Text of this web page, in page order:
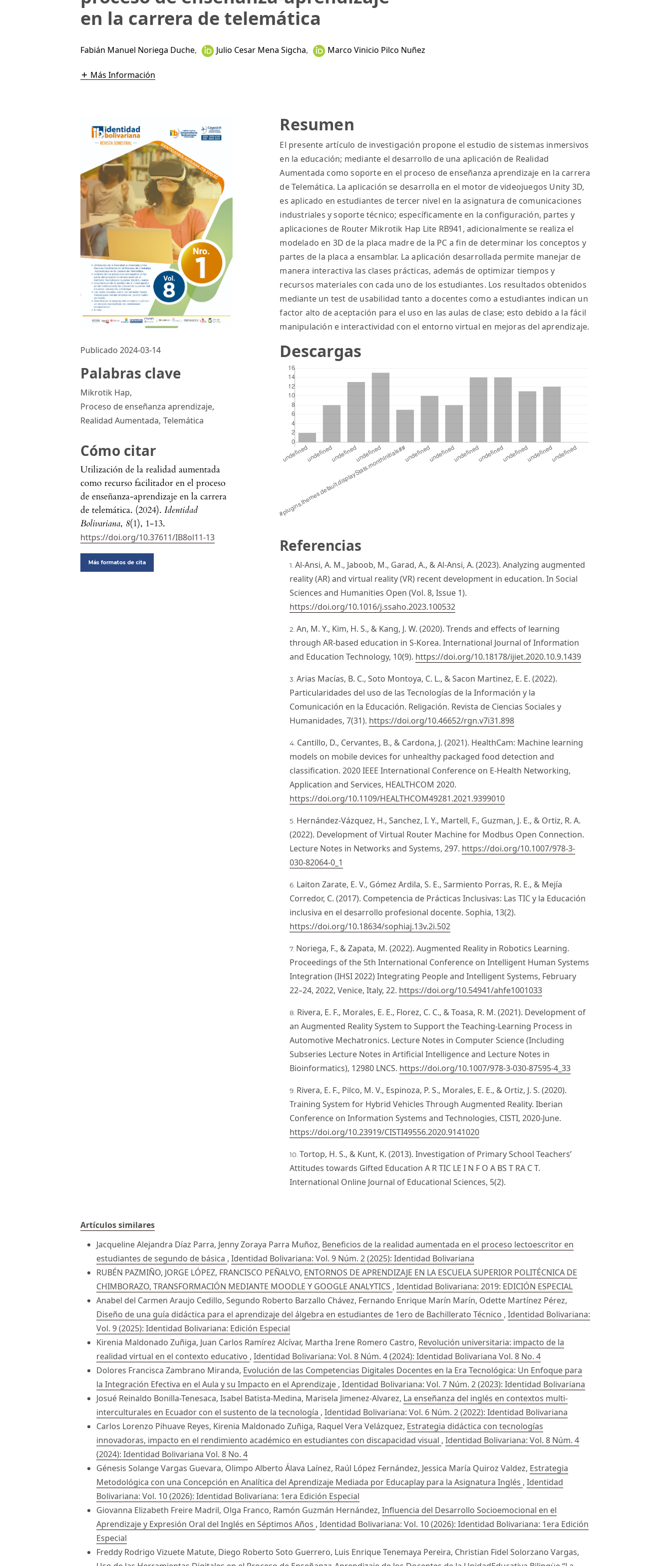
en la carrera de telemática
Fabián Manuel Noriega Duche, Julio Cesar Mena Sigcha, Marco Vinicio Pilco Nuñez
Más Información
Publicado 2024-03-14
Palabras clave
Mikrotik Hap,
Proceso de enseñanza aprendizaje,
Realidad Aumentada, Telemática
Cómo citar
Utilización de la realidad aumentada
como recurso facilitador en el proceso
de enseñanza-aprendizaje en la carrera
de telemática. (2024).Identidad
Bolivariana, 8(1), 1-13.
https://doi.org/10.37611/IB8ol11-13
Más formatos de cita
Resumen
El presente artículo de investigación propone el estudio de sistemas inmersivos
en la educación; mediante el desarrollo de una aplicación de Realidad
Aumentada como soporte en el proceso de enseñanza aprendizaje en la carrera
de Telemática. La aplicación se desarrolla en el motor de videojuegos Unity 3D,
es aplicado en estudiantes de tercer nivel en la asignatura de comunicaciones
industriales y soporte técnico; específicamente en la configuración, partes y
aplicaciones de Router Mikrotik Hap Lite RB941, adicionalmente se realiza el
modelado en 3D de la placa madre de la PC a fin de determinar los conceptos y
partes de la placa a ensamblar. La aplicación desarrollada permite manejar de
manera interactiva las clases prácticas, además de optimizar tiempos y
recursos materiales con cada uno de los estudiantes. Los resultados obtenidos
mediante un test de usabilidad tanto a docentes como a estudiantes indican un
factor alto de aceptación para el uso en las aulas de clase; esto debido a la fácil
manipulación e interactividad con el entorno virtual en mejoras del aprendizaje.
Descargas
Referencias
Al-Ansi, A. M., Jaboob, M., Garad, A., & Al-Ansi, A. (2023). Analyzing augmented
reality (AR) and virtual reality (VR) recent development in education. In Social
Sciences and Humanities Open (Vol. 8, Issue 1).
https://doi.org/10.1016/j.ssaho.2023.100532
An, M. Y., Kim, H. S., & Kang, J. W. (2020). Trends and effects of learning
through AR-based education in S-Korea. International Journal of Information
and Education Technology, 10(9). https://doi.org/10.18178/ijiet.2020.10.9.1439
Arias Macías, B. C., Soto Montoya, C. L., & Sacon Martinez, E. E. (2022).
Particularidades del uso de las Tecnologías de la Información y la
Comunicación en la Educación. Religación. Revista de Ciencias Sociales y
Humanidades, 7(31). https://doi.org/10.46652/rgn.v7i31.898
Cantillo, D., Cervantes, B., & Cardona, J. (2021). HealthCam: Machine learning
models on mobile devices for unhealthy packaged food detection and
classification. 2020 IEEE International Conference on E-Health Networking,
Application and Services, HEALTHCOM 2020.
https://doi.org/10.1109/HEALTHCOM49281.2021.9399010
Hernández-Vázquez, H., Sanchez, I. Y., Martell, F., Guzman, J. E., & Ortiz, R. A.
(2022). Development of Virtual Router Machine for Modbus Open Connection.
Lecture Notes in Networks and Systems, 297. https://doi.org/10.1007/978-3-
030-82064-0_1
Laiton Zarate, E. V., Gómez Ardila, S. E., Sarmiento Porras, R. E., & Mejía
Corredor, C. (2017). Competencia de Prácticas Inclusivas: Las TIC y la Educación
inclusiva en el desarrollo profesional docente. Sophia, 13(2).
https://doi.org/10.18634/sophiaj.13v.2i.502
Noriega, F., & Zapata, M. (2022). Augmented Reality in Robotics Learning.
Proceedings of the 5th International Conference on Intelligent Human Systems
Integration (IHSI 2022) Integrating People and Intelligent Systems, February
22–24, 2022, Venice, Italy, 22. https://doi.org/10.54941/ahfe1001033
Rivera, E. F., Morales, E. E., Florez, C. C., & Toasa, R. M. (2021). Development of
an Augmented Reality System to Support the Teaching-Learning Process in
Automotive Mechatronics. Lecture Notes in Computer Science (Including
Subseries Lecture Notes in Artificial Intelligence and Lecture Notes in
Bioinformatics), 12980 LNCS. https://doi.org/10.1007/978-3-030-87595-4_33
Rivera, E. F., Pilco, M. V., Espinoza, P. S., Morales, E. E., & Ortiz, J. S. (2020).
Training System for Hybrid Vehicles Through Augmented Reality. Iberian
Conference on Information Systems and Technologies, CISTI, 2020-June.
https://doi.org/10.23919/CISTI49556.2020.9141020
Tortop, H. S., & Kunt, K. (2013). Investigation of Primary School Teachers’
Attitudes towards Gifted Education A R TIC LE I N F O A BS T RA C T.
International Online Journal of Educational Sciences, 5(2).
Artículos similares
Jacqueline Alejandra Díaz Parra, Jenny Zoraya Parra Muñoz, Beneficios de la realidad aumentada en el proceso lectoescritor en
estudiantes de segundo de básica ,Identidad Bolivariana: Vol. 9 Núm. 2 (2025): Identidad Bolivariana
RUBÉN PAZMIÑO, JORGE LÓPEZ, FRANCISCO PEÑALVO, ENTORNOS DE APRENDIZAJE EN LA ESCUELA SUPERIOR POLITÉCNICA DE
CHIMBORAZO, TRANSFORMACIÓN MEDIANTE MOODLE Y GOOGLE ANALYTICS ,Identidad Bolivariana: 2019: EDICIÓN ESPECIAL
Anabel del Carmen Araujo Cedillo, Segundo Roberto Barzallo Chávez, Fernando Enrique Marín Marín, Odette Martínez Pérez,
Diseño de una guía didáctica para el aprendizaje del álgebra en estudiantes de 1ero de Bachillerato Técnico ,Identidad Bolivariana:
Vol. 9 (2025): Identidad Bolivariana: Edición Especial
Kirenia Maldonado Zuñiga, Juan Carlos Ramírez Alcívar, Martha Irene Romero Castro, Revolución universitaria: impacto de la
realidad virtual en el contexto educativo ,Identidad Bolivariana: Vol. 8 Núm. 4 (2024): Identidad Bolivariana Vol. 8 No. 4
Dolores Francisca Zambrano Miranda, Evolución de las Competencias Digitales Docentes en la Era Tecnológica: Un Enfoque para
la Integración Efectiva en el Aula y su Impacto en el Aprendizaje ,Identidad Bolivariana: Vol. 7 Núm. 2 (2023): Identidad Bolivariana
Josué Reinaldo Bonilla-Tenesaca, Isabel Batista-Medina, Marisela Jimenez-Alvarez, La enseñanza del inglés en contextos multi-
interculturales en Ecuador con el sustento de la tecnología ,Identidad Bolivariana: Vol. 6 Núm. 2 (2022): Identidad Bolivariana
Carlos Lorenzo Pihuave Reyes, Kirenia Maldonado Zuñiga, Raquel Vera Velázquez, Estrategia didáctica con tecnologías
innovadoras, impacto en el rendimiento académico en estudiantes con discapacidad visual ,Identidad Bolivariana: Vol. 8 Núm. 4
(2024): Identidad Bolivariana Vol. 8 No. 4
Génesis Solange Vargas Guevara, Olimpo Alberto Álava Laínez, Raúl López Fernández, Jessica María Quiroz Valdez, Estrategia
Metodológica con una Concepción en Analítica del Aprendizaje Mediada por Educaplay para la Asignatura Inglés ,Identidad
Bolivariana: Vol. 10 (2026): Identidad Bolivariana: 1era Edición Especial
Giovanna Elizabeth Freire Madril, Olga Franco, Ramón Guzmán Hernández,Influencia del Desarrollo Socioemocional en el
Aprendizaje y Expresión Oral del Inglés en Séptimos Años ,Identidad Bolivariana: Vol. 10 (2026): Identidad Bolivariana: 1era Edición
Especial
Freddy Rodrigo Vizuete Matute, Diego Roberto Soto Guerrero, Luis Enrique Tenemaya Pereira, Christian Fidel Solorzano Vargas,